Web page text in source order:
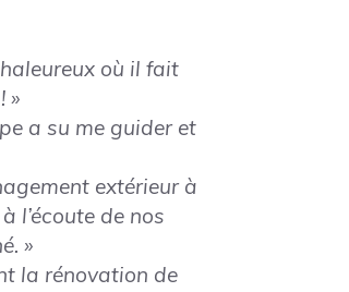
où il fait
»
a su me guider et
extérieur à
l’écoute de nos
»
la rénovation de